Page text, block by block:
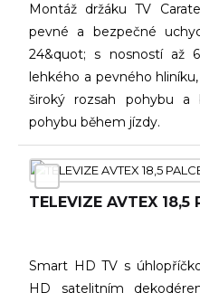
Montáž držáku TV
pevné a bezpečné
24&quot; s nosností až
lehkého a pevného
široký rozsah pohybu a
pohybu během jízdy.
TELEVIZE AVTEX 18,5
Smart HD TV s
HD satelitním